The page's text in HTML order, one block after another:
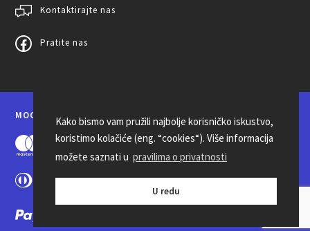
Kako bismo vam pružili najbolje korisničko iskustvo,
koristimo kolačiće (eng. “cookies“). Više informacija
možete saznati u pravilima o privatnosti
U redu
Kontaktirajte nas
Pratite nas
MOGUĆNOSTI PLAĆANJA